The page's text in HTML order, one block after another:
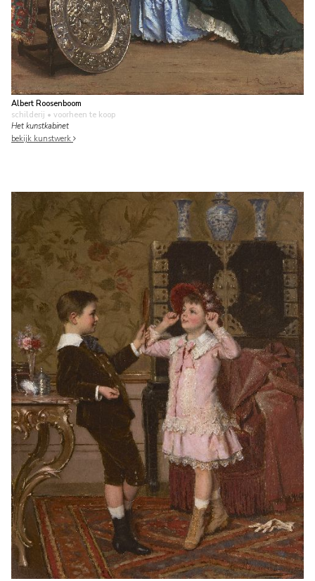
Albert Roosenboom
schilderij • voorheen te koop
Het kunstkabinet
bekijk kunstwerk